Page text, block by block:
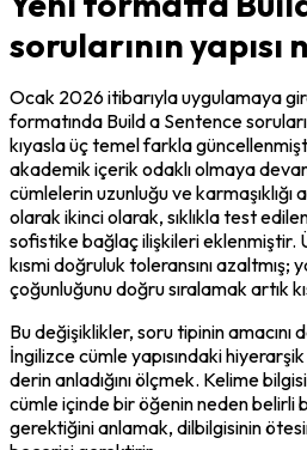
sorularının yapısı
Ocak 2026 itibarıyla uygulamaya
formatında Build a Sentence
kıyasla üç temel farkla
akademik içerik odaklı olmaya
cümlelerin uzunluğu ve karmaşıklığı
olarak ikinci olarak, sıklıkla test
sofistike bağlaç ilişkileri eklenmiştir.
kısmi doğruluk toleransını azaltmış;
çoğunluğunu doğru sıralamak artık
Bu değişiklikler, soru tipinin amacını
İngilizce cümle yapısındaki hiyerarşik
derin anladığını ölçmek. Kelime
cümle içinde bir öğenin neden belirli
gerektiğini anlamak, dilbilgisinin